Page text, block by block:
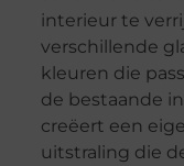
interieur te
verschillende
kleuren die
de bestaande
creëert een
uitstraling die